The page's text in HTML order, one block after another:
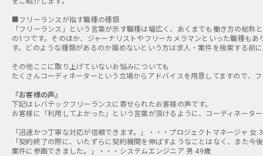
■フリーランスが指す職種の種類
「フリーランス」という言葉が示す職種は幅広く、あくまでも働き方の総
の1つです。そのほか、ジャーナリストやフリーカメラマンといった職種も
す。どのような種類があるのか掴めないという方は求人・案件を検索する前
その他ここに取り上げていないお悩みについても
たくさんコーディネーターという立場からアドバイスを用意してますので、
『お客様の声』
下記はレバテックフリーランスに寄せられたお客様の声です。
お客様に「利用してよかった」という言葉が頂けるように、コーディネータ
「迅速かつ丁寧な対応が信頼できます。」・・・プロジェクトマネージャ 女
「契約終了の際に、いたずらに契約機関を伸ばすようなことはなく、また
案件に参画できました。」・・・システムエンジニア 男 49歳